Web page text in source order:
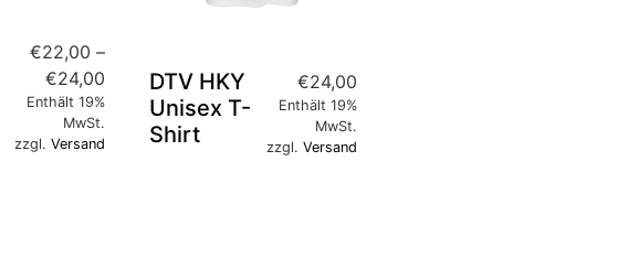
€22,00 –
€24,00
Enthält 19%
MwSt.
zzgl. Versand
DTV HKY
Unisex T-
Shirt
€24,00
Enthält 19%
MwSt.
zzgl. Versand